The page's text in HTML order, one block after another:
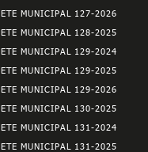
MUNICIPAL 127-2026
MUNICIPAL 128-2025
MUNICIPAL 129-2024
MUNICIPAL 129-2025
MUNICIPAL 129-2026
MUNICIPAL 130-2025
MUNICIPAL 131-2024
MUNICIPAL 131-2025